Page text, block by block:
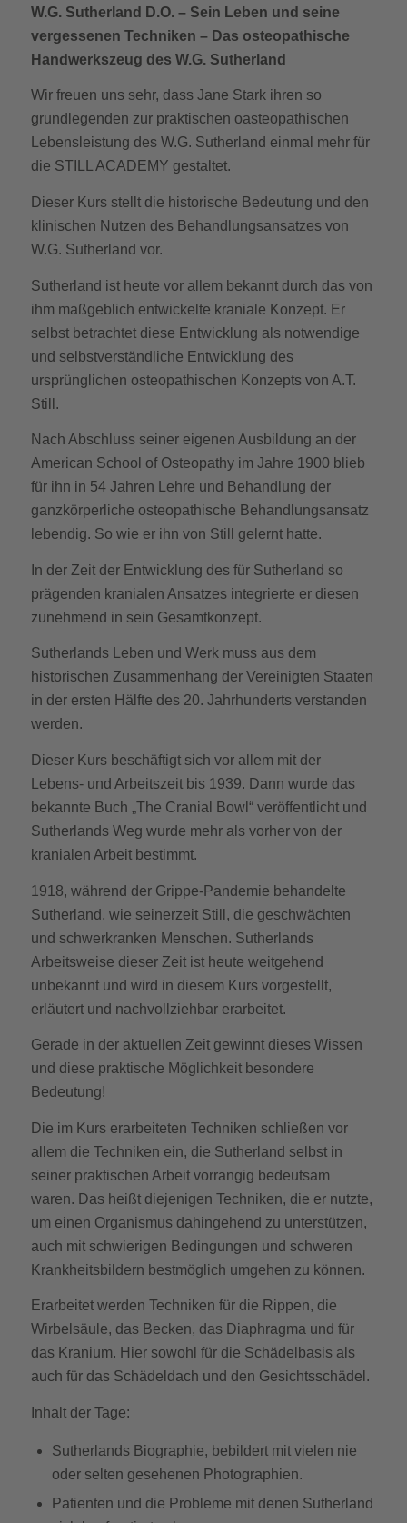
W.G. Sutherland D.O. – Sein Leben und seine
vergessenen Techniken – Das osteopathische
Handwerkszeug des W.G. Sutherland
Wir freuen uns sehr, dass Jane Stark ihren so
grundlegenden zur praktischen oasteopathischen
Lebensleistung des W.G. Sutherland einmal mehr für
die STILL ACADEMY gestaltet.
Dieser Kurs stellt die historische Bedeutung und den
klinischen Nutzen des Behandlungsansatzes von
W.G. Sutherland vor.
Sutherland ist heute vor allem bekannt durch das von
ihm maßgeblich entwickelte kraniale Konzept. Er
selbst betrachtet diese Entwicklung als notwendige
und selbstverständliche Entwicklung des
ursprünglichen osteopathischen Konzepts von A.T.
Still.
Nach Abschluss seiner eigenen Ausbildung an der
American School of Osteopathy im Jahre 1900 blieb
für ihn in 54 Jahren Lehre und Behandlung der
ganzkörperliche osteopathische Behandlungsansatz
lebendig. So wie er ihn von Still gelernt hatte.
In der Zeit der Entwicklung des für Sutherland so
prägenden kranialen Ansatzes integrierte er diesen
zunehmend in sein Gesamtkonzept.
Sutherlands Leben und Werk muss aus dem
historischen Zusammenhang der Vereinigten Staaten
in der ersten Hälfte des 20. Jahrhunderts verstanden
werden.
Dieser Kurs beschäftigt sich vor allem mit der
Lebens- und Arbeitszeit bis 1939. Dann wurde das
bekannte Buch „The Cranial Bowl“ veröffentlicht und
Sutherlands Weg wurde mehr als vorher von der
kranialen Arbeit bestimmt.
1918, während der Grippe-Pandemie behandelte
Sutherland, wie seinerzeit Still, die geschwächten
und schwerkranken Menschen. Sutherlands
Arbeitsweise dieser Zeit ist heute weitgehend
unbekannt und wird in diesem Kurs vorgestellt,
erläutert und nachvollziehbar erarbeitet.
Gerade in der aktuellen Zeit gewinnt dieses Wissen
und diese praktische Möglichkeit besondere
Bedeutung!
Die im Kurs erarbeiteten Techniken schließen vor
allem die Techniken ein, die Sutherland selbst in
seiner praktischen Arbeit vorrangig bedeutsam
waren. Das heißt diejenigen Techniken, die er nutzte,
um einen Organismus dahingehend zu unterstützen,
auch mit schwierigen Bedingungen und schweren
Krankheitsbildern bestmöglich umgehen zu können.
Erarbeitet werden Techniken für die Rippen, die
Wirbelsäule, das Becken, das Diaphragma und für
das Kranium. Hier sowohl für die Schädelbasis als
auch für das Schädeldach und den Gesichtsschädel.
Inhalt der Tage:
Sutherlands Biographie, bebildert mit vielen nie
oder selten gesehenen Photographien.
Patienten und die Probleme mit denen Sutherland